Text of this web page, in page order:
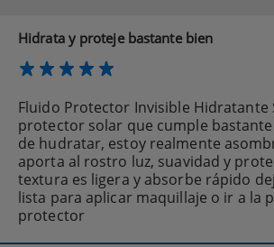
Hidrata y proteje bastante bien
Fluido Protector Invisible Hidratante
protector solar que cumple
de hudratar, estoy realmente
aporta al rostro luz, suavidad y
textura es ligera y absorbe rápido
lista para aplicar maquillaje o ir a la
protector